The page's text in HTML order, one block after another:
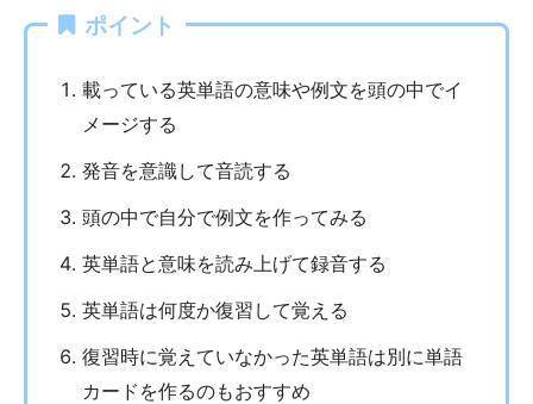
ポイント
載っている英単語の意味や例文を頭の中でイ
メージする
発音を意識して音読する
頭の中で自分で例文を作ってみる
英単語と意味を読み上げて録音する
英単語は何度か復習して覚える
復習時に覚えていなかった英単語は別に単語
カードを作るのもおすすめ